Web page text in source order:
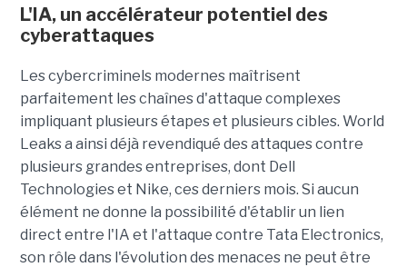
L'IA, un accélérateur potentiel des
cyberattaques
Les cybercriminels modernes maîtrisent
parfaitement les chaînes d'attaque complexes
impliquant plusieurs étapes et plusieurs cibles. World
Leaks a ainsi déjà revendiqué des attaques contre
plusieurs grandes entreprises, dont Dell
Technologies et Nike, ces derniers mois. Si aucun
élément ne donne la possibilité d'établir un lien
direct entre l'IA et l'attaque contre Tata Electronics,
son rôle dans l'évolution des menaces ne peut être